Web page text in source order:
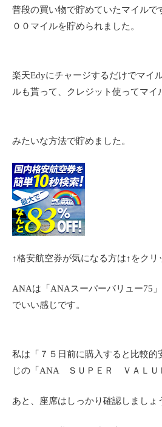
普段の買い物で貯めていたマイルで
００マイルを貯められました。
楽天Edyにチャージするだけでマイ
ルも貰って、クレジット使ってマイ
みたいな方法で貯めました。
↑格安航空券が気になる方は↑をクリ
ANAは「ANAスーパーバリュー75
でいい感じです。
私は「７５日前に購入すると比較的
じの「ANA ＳＵＰＥＲ ＶＡＬＵ
あと、座席はしっかり確認しましょ